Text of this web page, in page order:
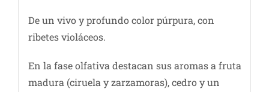
De un vivo y profundo color púrpura, con
ribetes violáceos.
En la fase olfativa destacan sus aromas a fruta
madura (ciruela y zarzamoras), cedro y un